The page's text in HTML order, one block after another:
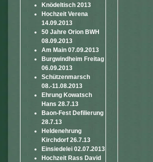
Knödeltisch 2013
Hochzeit Verena
14.09.2013
50 Jahre Orion BWH
08.09.2013
Am Main 07.09.2013
Burgwindheim Freitag
06.09.2013
Schützenmarsch
08.-11.08.2013
Ehrung Kowatsch
Hans 28.7.13
Baon-Fest Defilierung
28.7.13
Heldenehrung
Kirchdorf 26.7.13
Einsiedelei 02.07.2013
Hochzeit Rass David